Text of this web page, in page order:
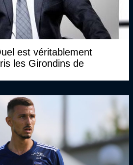
est véritablement
les Girondins de